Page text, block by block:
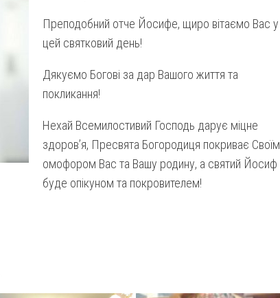
Преподобний отче Йосифе, щиро вітаємо Вас у
цей святковий день!
Дякуємо Богові за дар Вашого життя та
покликання!
Нехай Всемилостивий Господь дарує міцне
здоров’я, Пресвята Богородиця покриває Своїм
омофором Вас та Вашу родину, а святий Йосиф
буде опікуном та покровителем!